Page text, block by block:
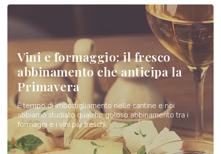
Vini e formaggio: il fresco
abbinamento che anticipa la
Primavera
È tempo di imbottigliamento nelle cantine e noi
abbiamo studiato qualche goloso abbinamento tra i
formaggi e i vini più freschi.